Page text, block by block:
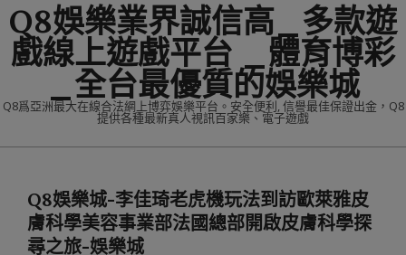
Q8娛樂業界誠信高_多款遊
戲線上遊戲平台 _體育博彩
_全台最優質的娛樂城
Q8爲亞洲最大在線合法網上博弈娛樂平台。安全便利, 信譽最佳保證出金，Q8
提供各種最新真人視訊百家樂、電子遊戲
MenuQ8娛樂城-李佳琦老虎機玩法到訪歐萊雅皮
膚科學美容事業部法國總部開啟皮膚科學探
尋之旅-娛樂城